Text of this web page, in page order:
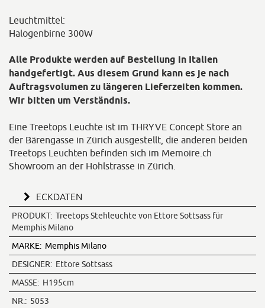
Leuchtmittel:
Halogenbirne 300W
Alle Produkte werden auf Bestellung in Italien
handgefertigt. Aus diesem Grund kann es je nach
Auftragsvolumen zu längeren Lieferzeiten kommen.
Wir bitten um Verständnis.
Eine Treetops Leuchte ist im THRYVE Concept Store an
der Bärengasse in Zürich ausgestellt, die anderen beiden
Treetops Leuchten befinden sich im Memoire.ch
Showroom an der Hohlstrasse in Zürich.
ECKDATEN
PRODUKT: Treetops Stehleuchte von Ettore Sottsass für
Memphis Milano
MARKE: Memphis Milano
DESIGNER: Ettore Sottsass
MASSE: H195cm
NR.: 5053